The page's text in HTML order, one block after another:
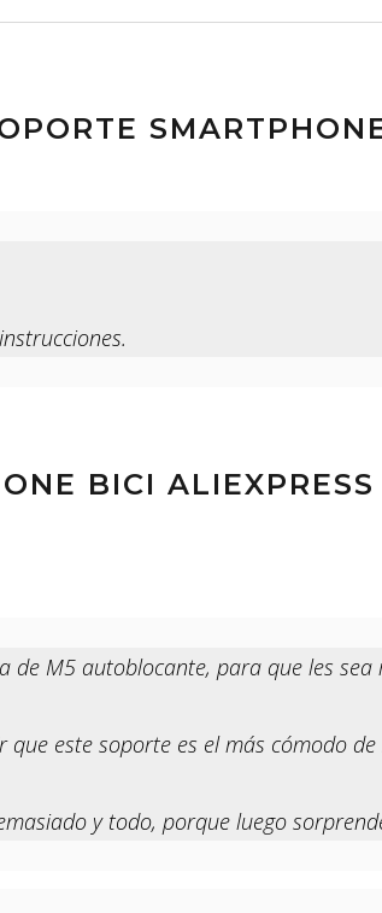
BICI
de M5 autoblocante, para que les
este soporte es el más cómodo
y todo, porque luego